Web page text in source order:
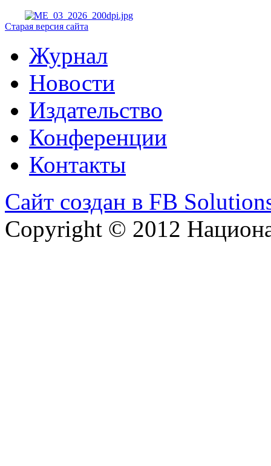
Старая версия сайта
Журнал
Новости
Издательство
Конференции
Контакты
Сайт создан в FB
Copyright © 2012